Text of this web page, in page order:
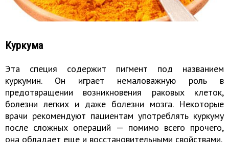
Куркума
Эта специя содержит пигмент под названием
куркумин. Он играет немаловажную роль в
предотвращении возникновения раковых клеток,
болезни легких и даже болезни мозга. Некоторые
врачи рекомендуют пациентам употреблять куркуму
после сложных операций — помимо всего прочего,
она обладает еще и восстановительными свойствами.